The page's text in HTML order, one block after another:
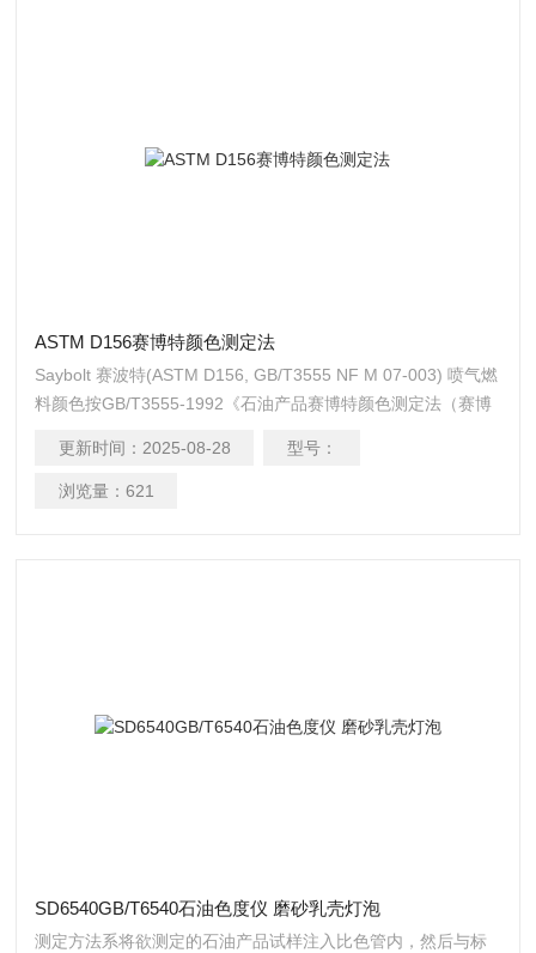
ASTM D156赛博特颜色测定法
Saybolt 赛波特(ASTM D156, GB/T3555 NF M 07-003) 喷气燃
料颜色按GB/T3555-1992《石油产品赛博特颜色测定法（赛博
浅，-16颜色深）。ASTM D156赛博特颜色测定法
更新时间： 2025-08-28 型号：
浏览量： 621
SD6540GB/T6540石油色度仪 磨砂乳壳灯泡
测定方法系将欲测定的石油产品试样注入比色管内，然后与标